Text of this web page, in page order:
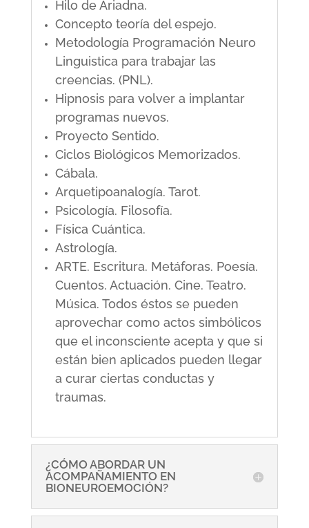
Hilo de Ariadna.
Concepto teoría del espejo.
Metodología Programación Neuro
Linguistica para trabajar las
creencias. (PNL).
Hipnosis para volver a implantar
programas nuevos.
Proyecto Sentido.
Ciclos Biológicos Memorizados.
Cábala.
Arquetipoanalogía. Tarot.
Psicología. Filosofía.
Física Cuántica.
Astrología.
ARTE. Escritura. Metáforas. Poesía.
Cuentos. Actuación. Cine. Teatro.
Música. Todos éstos se pueden
aprovechar como actos simbólicos
que el inconsciente acepta y que si
están bien aplicados pueden llegar
a curar ciertas conductas y
traumas.
¿CÓMO ABORDAR UN
ACOMPAÑAMIENTO EN
BIONEUROEMOCIÓN?